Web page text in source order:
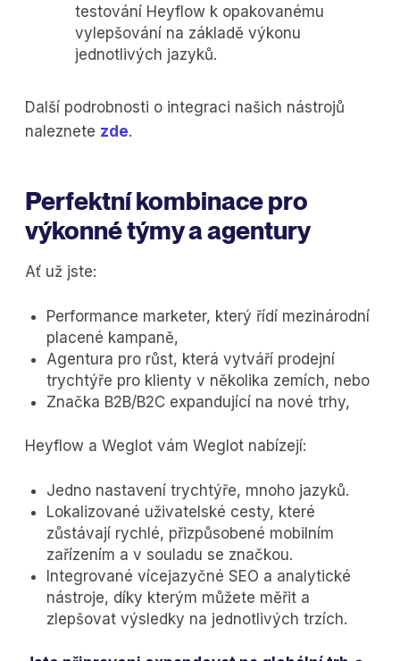
testování Heyflow k opakovanému
vylepšování na základě výkonu
jednotlivých jazyků.
Další podrobnosti o integraci našich nástrojů
naleznete zde.
Perfektní kombinace pro
výkonné týmy a agentury
Ať už jste:
Performance marketer, který řídí mezinárodní
placené kampaně,
Agentura pro růst, která vytváří prodejní
trychtýře pro klienty v několika zemích, nebo
Značka B2B/B2C expandující na nové trhy,
Heyflow a Weglot vám Weglot nabízejí:
Jedno nastavení trychtýře, mnoho jazyků.
Lokalizované uživatelské cesty, které
zůstávají rychlé, přizpůsobené mobilním
zařízením a v souladu se značkou.
Integrované vícejazyčné SEO a analytické
nástroje, díky kterým můžete měřit a
zlepšovat výsledky na jednotlivých trzích.